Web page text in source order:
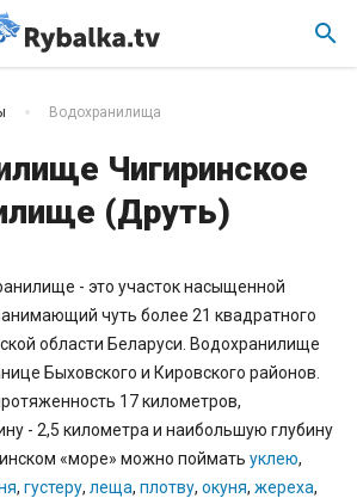
search
Водохранилища
Чигиринское
(Друть)
- это участок насыщенной
чуть более 21 квадратного
области Беларуси. Водохранилище
Быховского и Кировского районов.
17 километров,
- 2,5 километра и наибольшую глубину
«море» можно поймать уклею,
, густеру, леща, плотву, окуня, жереха,